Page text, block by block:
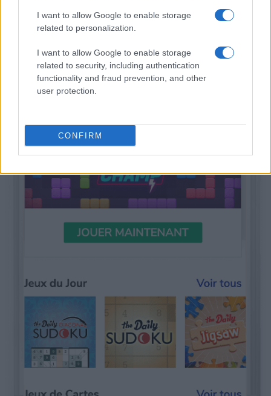
I want to allow Google to enable storage
related to personalization.
I want to allow Google to enable storage
related to security, including authentication
functionality and fraud prevention, and other
user protection.
CONFIRM